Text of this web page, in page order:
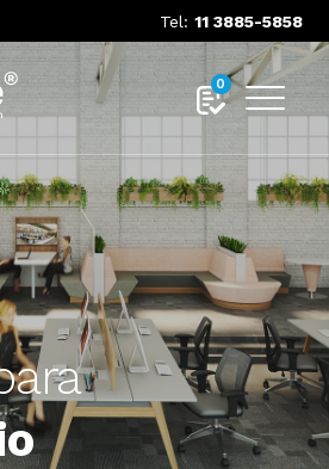
Tel: 11 3885-5858
0